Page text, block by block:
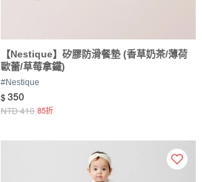
【Nestique】矽膠防滑餐墊 (香草奶茶/薄荷
歐蕾/草莓拿鐵)
#Nestique
$350
NTD410 85折